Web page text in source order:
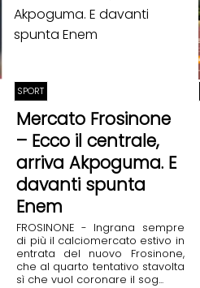
SPORT
Mercato Frosinone
– Ecco il centrale,
arriva Akpoguma. E
davanti spunta
Enem
FROSINONE - Ingrana sempre
di più il calciomercato estivo in
entrata del nuovo Frosinone,
che al quarto tentativo stavolta
sì che vuol coronare il sog...